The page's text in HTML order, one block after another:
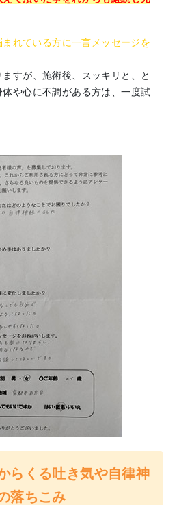
れている方に一言メッセージを
すが、施術後、スッキリと、と
や心に不調がある方は、一度試
らくる吐き気や自律神
落ちこみ